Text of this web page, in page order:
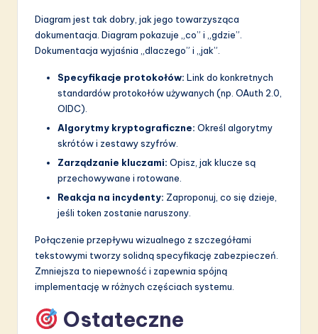
Diagram jest tak dobry, jak jego towarzysząca
dokumentacja. Diagram pokazuje „co” i „gdzie”.
Dokumentacja wyjaśnia „dlaczego” i „jak”.
Specyfikacje protokołów: Link do konkretnych
standardów protokołów używanych (np. OAuth 2.0,
OIDC).
Algorytmy kryptograficzne: Określ algorytmy
skrótów i zestawy szyfrów.
Zarządzanie kluczami: Opisz, jak klucze są
przechowywane i rotowane.
Reakcja na incydenty: Zaproponuj, co się dzieje,
jeśli token zostanie naruszony.
Połączenie przepływu wizualnego z szczegółami
tekstowymi tworzy solidną specyfikację zabezpieczeń.
Zmniejsza to niepewność i zapewnia spójną
implementację w różnych częściach systemu.
Ostateczne